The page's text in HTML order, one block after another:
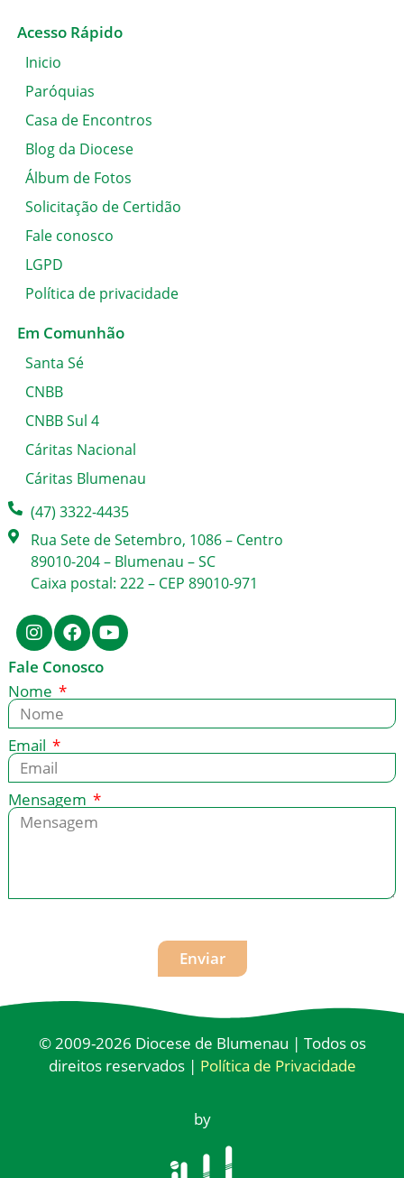
Acesso Rápido
Inicio
Paróquias
Casa de Encontros
Blog da Diocese
Álbum de Fotos
Solicitação de Certidão
Fale conosco
LGPD
Política de privacidade
Em Comunhão
Santa Sé
CNBB
CNBB Sul 4
Cáritas Nacional
Cáritas Blumenau
(47) 3322-4435
Rua Sete de Setembro, 1086 – Centro
89010-204 – Blumenau – SC
Caixa postal: 222 – CEP 89010-971
Fale Conosco
Nome
Email
Mensagem
Enviar
© 2009-2026 Diocese de Blumenau | Todos os
direitos reservados | Política de Privacidade
by